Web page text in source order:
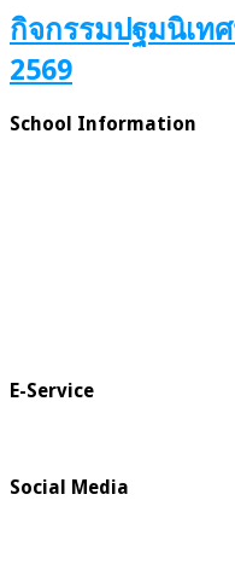
กิจกรรมปฐมนิเท
2569
School Information
E-Service
Social Media